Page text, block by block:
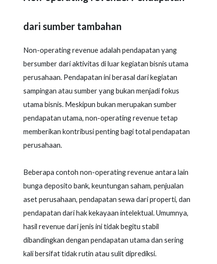
dari sumber tambahan
Non-operating revenue adalah pendapatan yang
bersumber dari aktivitas di luar kegiatan bisnis utama
perusahaan. Pendapatan ini berasal dari kegiatan
sampingan atau sumber yang bukan menjadi fokus
utama bisnis. Meskipun bukan merupakan sumber
pendapatan utama, non-operating revenue tetap
memberikan kontribusi penting bagi total pendapatan
perusahaan.
Beberapa contoh non-operating revenue antara lain
bunga deposito bank, keuntungan saham, penjualan
aset perusahaan, pendapatan sewa dari properti, dan
pendapatan dari hak kekayaan intelektual. Umumnya,
hasil revenue dari jenis ini tidak begitu stabil
dibandingkan dengan pendapatan utama dan sering
kali bersifat tidak rutin atau sulit diprediksi.